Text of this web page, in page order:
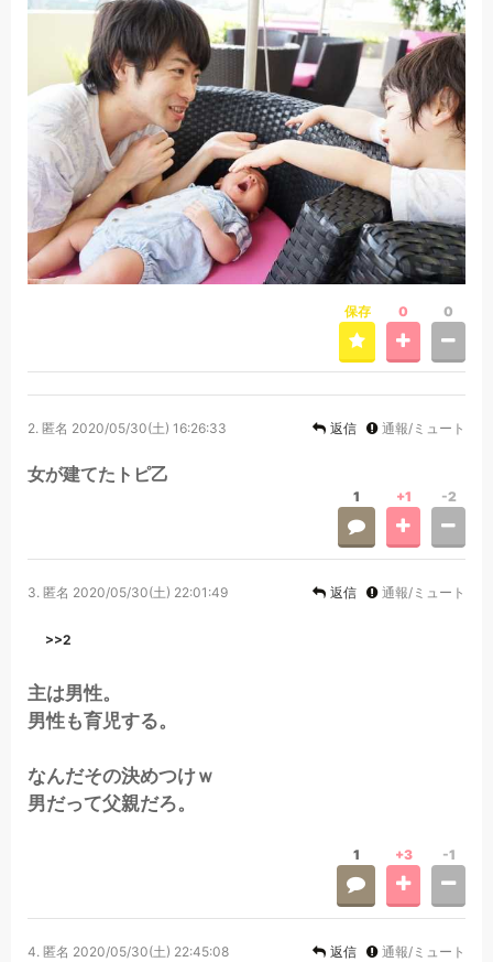
保存 0 0
2. 匿名 2020/05/30(土) 16:26:33 返信 通報/ミュート
女が建てたトピ乙
1 +1 -2
3. 匿名 2020/05/30(土) 22:01:49 返信 通報/ミュート
>>2
主は男性。
男性も育児する。
なんだその決めつけｗ
男だって父親だろ。
1 +3 -1
4. 匿名 2020/05/30(土) 22:45:08 返信 通報/ミュート